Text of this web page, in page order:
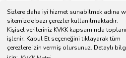
Sizlere daha iyi hizmet sunabilmek adına
sitemizde bazı çerezler kullanılmaktadır.
Kişisel verileriniz KVKK kapsamında
işlenir. Kabul Et seçeneğini tıklayarak tüm
çerezlere izin vermiş olursunuz. Detaylı
Copyright © 2021 | Bu websitesi
tasarlanmış ve düzenlenmiştir. Tüm